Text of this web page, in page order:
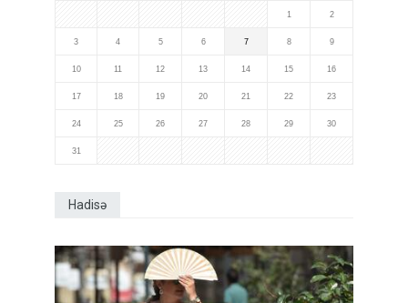
1 2
3 4 5 6 7 8 9
10 11 12 13 14 15 16
17 18 19 20 21 22 23
24 25 26 27 28 29 30
31
Hadisə